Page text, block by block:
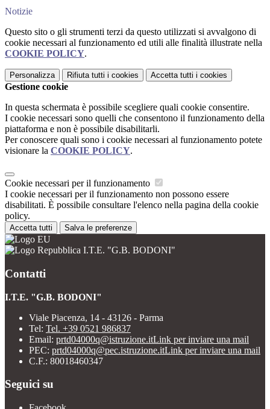
Notizie
Questo sito o gli strumenti terzi da questo utilizzati si avvalgono di
cookie necessari al funzionamento ed utili alle finalità illustrate nella
COOKIE POLICY.
Personalizza Rifiuta tutti i cookies Accetta tutti i cookies
Gestione cookie
In questa schermata è possibile scegliere quali cookie consentire.
I cookie necessari sono quelli che consentono il funzionamento della
piattaforma e non è possibile disabilitarli.
Per conoscere quali sono i cookie necessari al funzionamento potete
visionare la COOKIE POLICY.
Cookie necessari per il funzionamento
I cookie necessari per il funzionamento non possono essere
disabilitati. È possibile consultare l'elenco nella pagina della cookie
policy.
Accetta tutti Salva le preferenze
I.T.E. "G.B. BODONI"
Contatti
I.T.E. "G.B. BODONI"
Viale Piacenza, 14 - 43126 - Parma
Tel: Tel. +39 0521 986837
Email: prtd04000q@istruzione.itLink per inviare una mail
PEC: prtd04000q@pec.istruzione.itLink per inviare una mail
C.F.: 80018460347
Seguici su